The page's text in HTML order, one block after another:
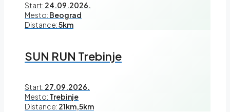
Start: 24.09.2026.
Mesto: Beograd
Distance:5km
SUN RUN Trebinje
Start: 27.09.2026.
Mesto: Trebinje
Distance: 21km,5km